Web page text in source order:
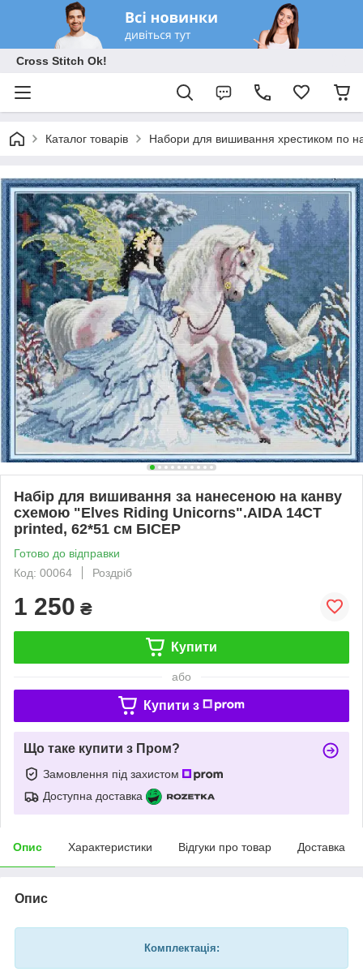
Cross Stitch Ok!
Каталог товарів Набори для вишивання хрестиком по
Набір для вишивання за нанесеною на канву
схемою "Elves Riding Unicorns".AIDA 14CT
printed, 62*51 см БIСЕР
Готово до відправки
Код: 00064
Роздріб
1 250 ₴
Купити
або
Купити з
Що таке купити з Пром?
Замовлення під захистом
Доступна доставка
Опис Характеристики Відгуки про товар Доставка
Опис
Комплектація: